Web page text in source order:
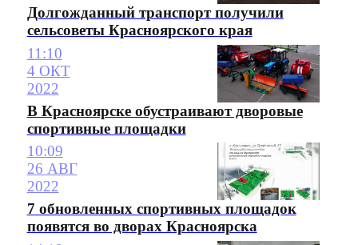
Долгожданный транспорт получили
сельсоветы Красноярского края
11:10
4 ОКТ
2022
В Красноярске обустраивают дворовые
спортивные площадки
10:09
26 АВГ
2022
7 обновленных спортивных площадок
появятся во дворах Красноярска